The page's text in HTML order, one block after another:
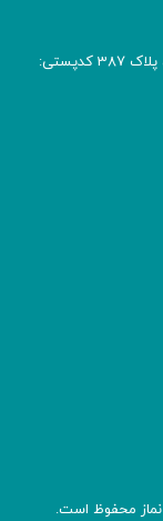
آدرس: پسـتی تهران، خیابان طالقانی، میدان فلسطین، پلاک 387 کدپستی:
نماز محفوظ است.